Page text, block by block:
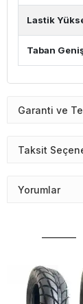
Lastik
Taban
Garanti ve
Taksit
Yorumlar